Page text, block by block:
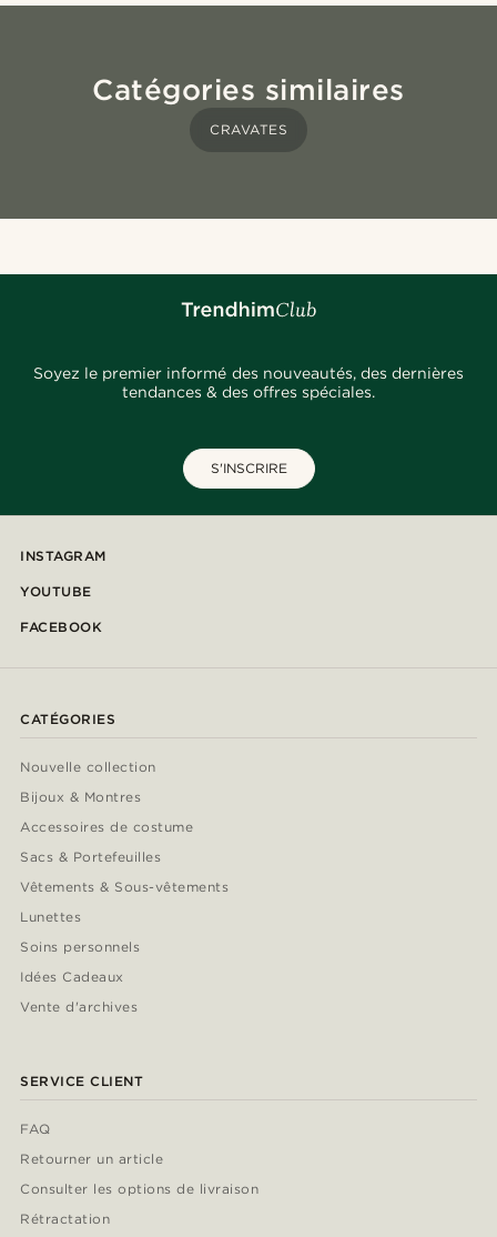
Catégories similaires
CRAVATES
Soyez le premier informé des nouveautés, des dernières
tendances & des offres spéciales.
S'INSCRIRE
INSTAGRAM
YOUTUBE
FACEBOOK
CATÉGORIES
Nouvelle collection
Bijoux & Montres
Accessoires de costume
Sacs & Portefeuilles
Vêtements & Sous-vêtements
Lunettes
Soins personnels
Idées Cadeaux
Vente d'archives
SERVICE CLIENT
FAQ
Retourner un article
Consulter les options de livraison
Rétractation